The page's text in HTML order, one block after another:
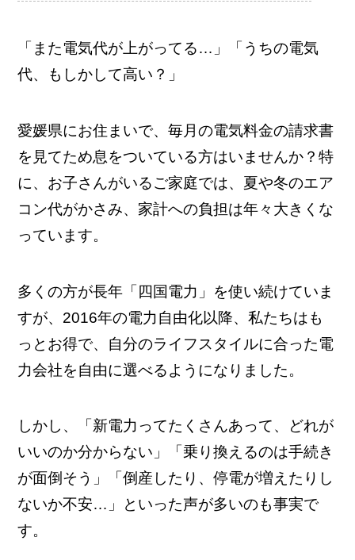
「また電気代が上がってる…」「うちの電気
代、もしかして高い？」
愛媛県にお住まいで、毎月の電気料金の請求書
を見てため息をついている方はいませんか？特
に、お子さんがいるご家庭では、夏や冬のエア
コン代がかさみ、家計への負担は年々大きくな
っています。
多くの方が長年「四国電力」を使い続けていま
すが、2016年の電力自由化以降、私たちはも
っとお得で、自分のライフスタイルに合った電
力会社を自由に選べるようになりました。
しかし、「新電力ってたくさんあって、どれが
いいのか分からない」「乗り換えるのは手続き
が面倒そう」「倒産したり、停電が増えたりし
ないか不安…」といった声が多いのも事実で
す。